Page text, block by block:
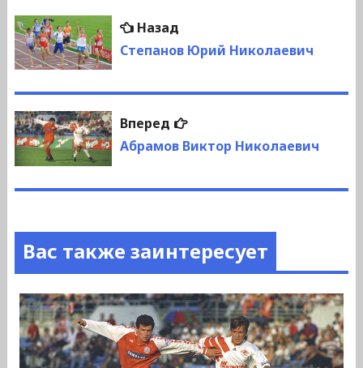
Навигация
по
записям
НазадПредыдущая
запись:
Степанов Юрий Николаевич
Вперед
Следующая
запись:
Абрамов Виктор Николаевич
Вас также заинтересует